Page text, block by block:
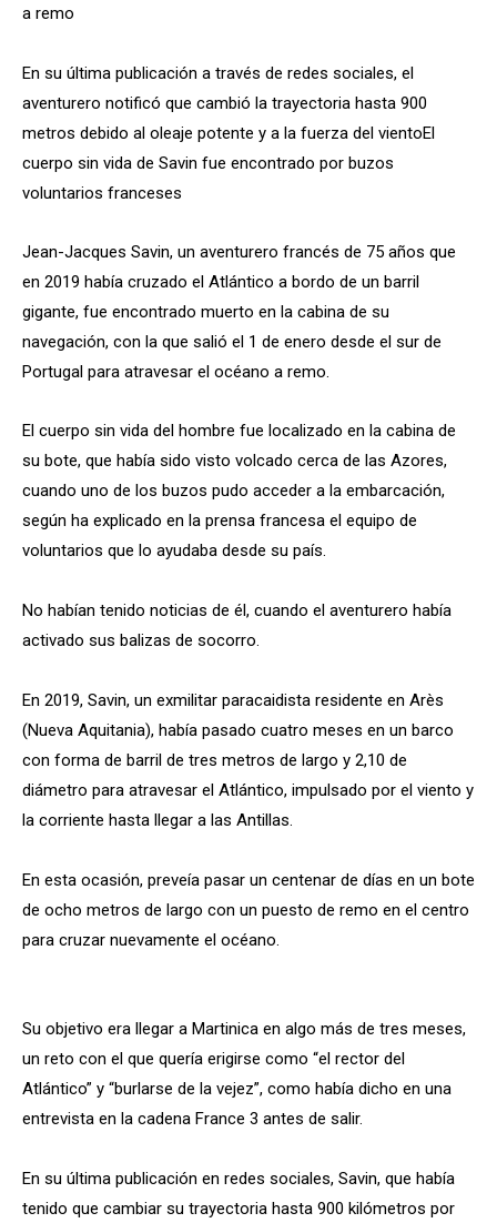
a remo
En su última publicación a través de redes sociales, el
aventurero notificó que cambió la trayectoria hasta 900
metros debido al oleaje potente y a la fuerza del vientoEl
cuerpo sin vida de Savin fue encontrado por buzos
voluntarios franceses
Jean-Jacques Savin, un aventurero francés de 75 años que
en 2019 había cruzado el Atlántico a bordo de un barril
gigante, fue encontrado muerto en la cabina de su
navegación, con la que salió el 1 de enero desde el sur de
Portugal para atravesar el océano a remo.
El cuerpo sin vida del hombre fue localizado en la cabina de
su bote, que había sido visto volcado cerca de las Azores,
cuando uno de los buzos pudo acceder a la embarcación,
según ha explicado en la prensa francesa el equipo de
voluntarios que lo ayudaba desde su país.
No habían tenido noticias de él, cuando el aventurero había
activado sus balizas de socorro.
En 2019, Savin, un exmilitar paracaidista residente en Arès
(Nueva Aquitania), había pasado cuatro meses en un barco
con forma de barril de tres metros de largo y 2,10 de
diámetro para atravesar el Atlántico, impulsado por el viento y
la corriente hasta llegar a las Antillas.
En esta ocasión, preveía pasar un centenar de días en un bote
de ocho metros de largo con un puesto de remo en el centro
para cruzar nuevamente el océano.
Su objetivo era llegar a Martinica en algo más de tres meses,
un reto con el que quería erigirse como “el rector del
Atlántico” y “burlarse de la vejez”, como había dicho en una
entrevista en la cadena France 3 antes de salir.
En su última publicación en redes sociales, Savin, que había
tenido que cambiar su trayectoria hasta 900 kilómetros por